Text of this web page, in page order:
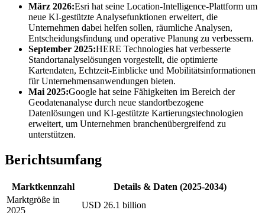
März 2026:Esri hat seine Location-Intelligence-Plattform um
neue KI-gestützte Analysefunktionen erweitert, die
Unternehmen dabei helfen sollen, räumliche Analysen,
Entscheidungsfindung und operative Planung zu verbessern.
September 2025:HERE Technologies hat verbesserte
Standortanalyselösungen vorgestellt, die optimierte
Kartendaten, Echtzeit-Einblicke und Mobilitätsinformationen
für Unternehmensanwendungen bieten.
Mai 2025:Google hat seine Fähigkeiten im Bereich der
Geodatenanalyse durch neue standortbezogene
Datenlösungen und KI-gestützte Kartierungstechnologien
erweitert, um Unternehmen branchenübergreifend zu
unterstützen.
Berichtsumfang
Marktkennzahl
Details & Daten (2025-2034)
Marktgröße in
2025
USD 26.1 billion